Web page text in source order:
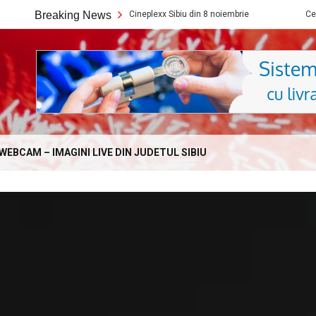
Breaking News
Ce filme noi vedem la Cineplexx Sibiu din 8 noiembrie Ce filme noi
– IMAGINI LIVE DIN JUDETUL SIBIU